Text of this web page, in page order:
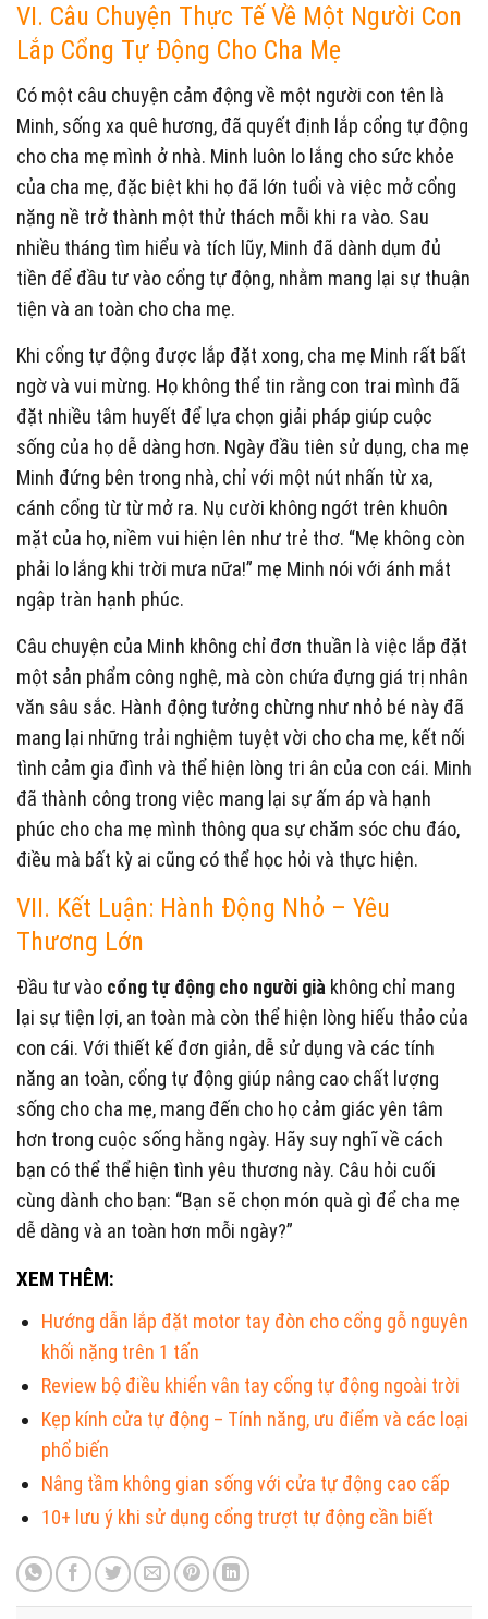
VI. Câu Chuyện Thực Tế Về Một Người Con
Lắp Cổng Tự Động Cho Cha Mẹ
Có một câu chuyện cảm động về một người con tên là
Minh, sống xa quê hương, đã quyết định lắp cổng tự động
cho cha mẹ mình ở nhà. Minh luôn lo lắng cho sức khỏe
của cha mẹ, đặc biệt khi họ đã lớn tuổi và việc mở cổng
nặng nề trở thành một thử thách mỗi khi ra vào. Sau
nhiều tháng tìm hiểu và tích lũy, Minh đã dành dụm đủ
tiền để đầu tư vào cổng tự động, nhằm mang lại sự thuận
tiện và an toàn cho cha mẹ.
Khi cổng tự động được lắp đặt xong, cha mẹ Minh rất bất
ngờ và vui mừng. Họ không thể tin rằng con trai mình đã
đặt nhiều tâm huyết để lựa chọn giải pháp giúp cuộc
sống của họ dễ dàng hơn. Ngày đầu tiên sử dụng, cha mẹ
Minh đứng bên trong nhà, chỉ với một nút nhấn từ xa,
cánh cổng từ từ mở ra. Nụ cười không ngớt trên khuôn
mặt của họ, niềm vui hiện lên như trẻ thơ. “Mẹ không còn
phải lo lắng khi trời mưa nữa!” mẹ Minh nói với ánh mắt
ngập tràn hạnh phúc.
Câu chuyện của Minh không chỉ đơn thuần là việc lắp đặt
một sản phẩm công nghệ, mà còn chứa đựng giá trị nhân
văn sâu sắc. Hành động tưởng chừng như nhỏ bé này đã
mang lại những trải nghiệm tuyệt vời cho cha mẹ, kết nối
tình cảm gia đình và thể hiện lòng tri ân của con cái. Minh
đã thành công trong việc mang lại sự ấm áp và hạnh
phúc cho cha mẹ mình thông qua sự chăm sóc chu đáo,
điều mà bất kỳ ai cũng có thể học hỏi và thực hiện.
VII. Kết Luận: Hành Động Nhỏ – Yêu
Thương Lớn
Đầu tư vào cổng tự động cho người già không chỉ mang
lại sự tiện lợi, an toàn mà còn thể hiện lòng hiếu thảo của
con cái. Với thiết kế đơn giản, dễ sử dụng và các tính
năng an toàn, cổng tự động giúp nâng cao chất lượng
sống cho cha mẹ, mang đến cho họ cảm giác yên tâm
hơn trong cuộc sống hằng ngày. Hãy suy nghĩ về cách
bạn có thể thể hiện tình yêu thương này. Câu hỏi cuối
cùng dành cho bạn: “Bạn sẽ chọn món quà gì để cha mẹ
dễ dàng và an toàn hơn mỗi ngày?”
XEM THÊM:
Hướng dẫn lắp đặt motor tay đòn cho cổng gỗ nguyên
khối nặng trên 1 tấn
Review bộ điều khiển vân tay cổng tự động ngoài trời
Kẹp kính cửa tự động – Tính năng, ưu điểm và các loại
phổ biến
Nâng tầm không gian sống với cửa tự động cao cấp
10+ lưu ý khi sử dụng cổng trượt tự động cần biết